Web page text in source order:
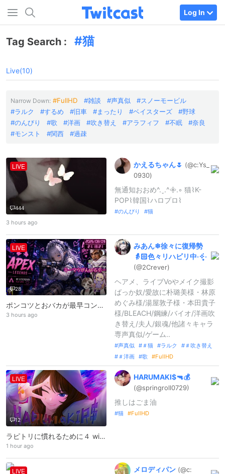
Log In
Tag Search : 猫
Live(10)
Narrow Down: FullHD 雑談 声真似
スノーモービル
ラルク
するめ 旧車 まったり ベイスターズ
野球
のんびり
歌 洋画 吹き替え アラフィフ 不眠
奈良
モンスト
関西 過疎
LIVE
444
3 hours ago
かえるちゃん‎🌷 (@c:Ys_
0930)
無通知おおめ^.ˬ.^𖧷.◦ 猫⌇K-
POP⌇韓国⌇ハロプロ⌇
のんびり 猫
LIVE
28
ポンコツとおバカが最早コントしながら頑張る！がんがんキルムーブ中‐
3 hours ago
みあん❄徐々に復帰勢
👵🏻色々リハビリ中‧✧̣̥̇‧
(@2Crever)
ヘアメ、ライブVoやメイク撮影
ばっか奴/愛故に朴璐美様・林原
めぐみ様/湯屋敦子様・本田貴子
様/BLEACH/鋼練/バイオ/洋画吹
き替え/夫人/銀魂/他諸々キャラ
専声真似/ゲーム..
声真似 ＃猫 ラルク
＃吹き替え
＃洋画
歌 FullHD
LIVE
12
ラピトリに慣れるために４ withうらちゃん
1 hour ago
HARUMAKI$🔫💰
(@springroll0729)
推しはごま油
猫 FullHD
LIVE メロディパン (@c: